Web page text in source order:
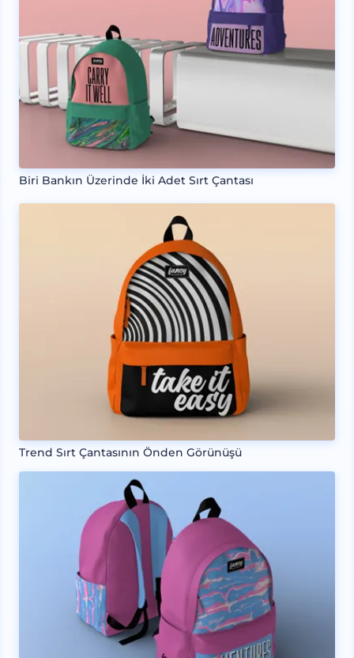
Biri Bankın Üzerinde İki Adet Sırt Çantası
Trend Sırt Çantasının Önden Görünüşü